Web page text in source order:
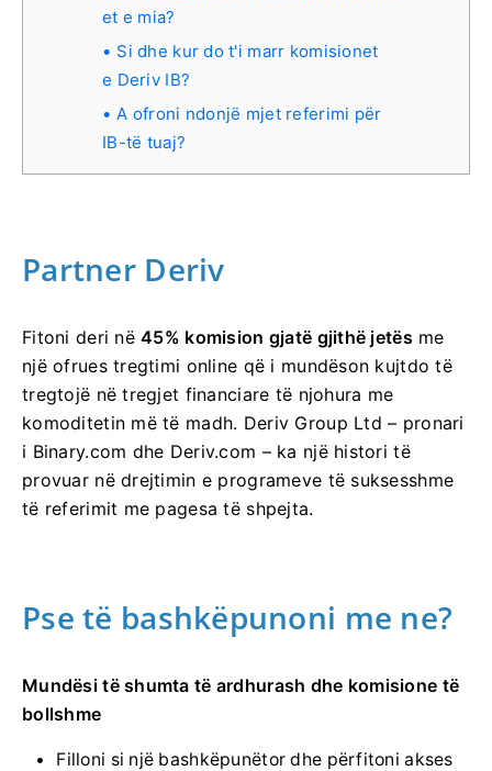
et e mia?
Si dhe kur do t'i marr komisionet
e Deriv IB?
A ofroni ndonjë mjet referimi për
IB-të tuaj?
Partner Deriv
Fitoni deri në45% komision gjatë gjithë jetës me
një ofrues tregtimi online që i mundëson kujtdo të
tregtojë në tregjet financiare të njohura me
komoditetin më të madh. Deriv Group Ltd – pronari
i Binary.com dhe Deriv.com – ka një histori të
provuar në drejtimin e programeve të suksesshme
të referimit me pagesa të shpejta.
Pse të bashkëpunoni me ne?
Mundësi të shumta të ardhurash dhe komisione të
bollshme
Filloni si një bashkëpunëtor dhe përfitoni akses